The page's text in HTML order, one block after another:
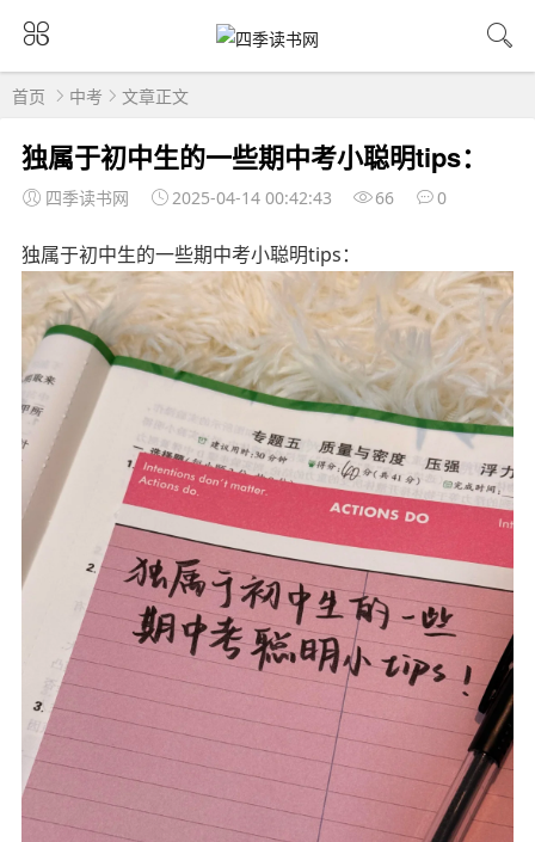
首页 中考 文章正文
独属于初中生的一些期中考小聪明tips：
四季读书网 2025-04-14 00:42:43 66 0
独属于初中生的一些期中考小聪明tips：